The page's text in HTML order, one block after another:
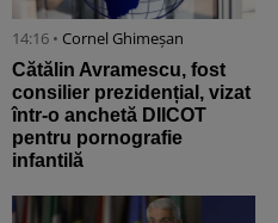
14:16 • Cornel Ghimeșan
Cătălin Avramescu, fost
consilier prezidențial, vizat
într-o anchetă DIICOT
pentru pornografie
infantilă